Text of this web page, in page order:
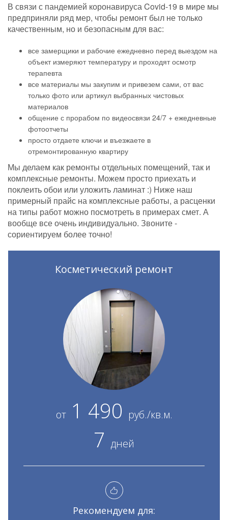
В связи с пандемией коронавируса Covid-19 в мире мы
предприняли ряд мер, чтобы ремонт был не только
качественным, но и безопасным для вас:
все замерщики и рабочие ежедневно перед выездом на
объект измеряют температуру и проходят осмотр
терапевта
все материалы мы закупим и привезем сами, от вас
только фото или артикул выбранных чистовых
материалов
общение с прорабом по видеосвязи 24/7 + ежедневные
фотоотчеты
просто отдаете ключи и въезжаете в
отремонтированную квартиру
Мы делаем как ремонты отдельных помещений, так и
комплексные ремонты. Можем просто приехать и
поклеить обои или уложить ламинат :) Ниже наш
примерный прайс на комплексные работы, а расценки
на типы работ можно посмотреть в примерах смет. А
вообще все очень индивидуально. Звоните -
сориентируем более точно!
Косметический ремонт
от1 490 руб./кв.м.
7 дней
Рекомендуем для: